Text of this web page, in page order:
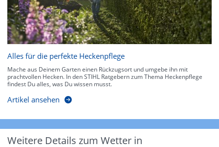
Alles für die perfekte Heckenpflege
Mache aus Deinem Garten einen Rückzugsort und umgebe ihn mit
prachtvollen Hecken. In den STIHL Ratgebern zum Thema Heckenpflege
findest Du alles, was Du wissen musst.
Artikel ansehen
Weitere Details zum Wetter in